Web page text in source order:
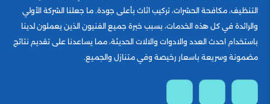
التنظيف، مكافحة الحشرات، تركيب اثاث بأعلى جودة. ما جعلنا الشركة الأولي
والرائدة في كل هذه الخدمات، بسبب خبرة جميع الفنيون الذين يعملون لدينا
باستخدام احدث العدد والادوات والالات الحديثة، مما يساعدنا على تقديم نتائج
مضمونة وسريعة باسعار رخيصة وفي متنازل والجميع.